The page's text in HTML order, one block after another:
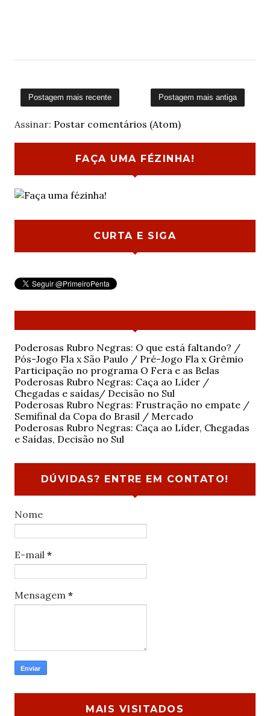
Postagem mais recente Postagem mais antiga
Assinar: Postar comentários (Atom)
FAÇA UMA FÉZINHA!
CURTA E SIGA
Poderosas Rubro Negras: O que está faltando? /
Pós-Jogo Fla x São Paulo / Pré-Jogo Fla x Grêmio
Participação no programa O Fera e as Belas
Poderosas Rubro Negras: Caça ao Líder /
Chegadas e saídas/ Decisão no Sul
Poderosas Rubro Negras: Frustração no empate /
Semifinal da Copa do Brasil / Mercado
Poderosas Rubro Negras: Caça ao Líder, Chegadas
e Saídas, Decisão no Sul
DÚVIDAS? ENTRE EM CONTATO!
Nome
E-mail *
Mensagem *
MAIS VISITADOS